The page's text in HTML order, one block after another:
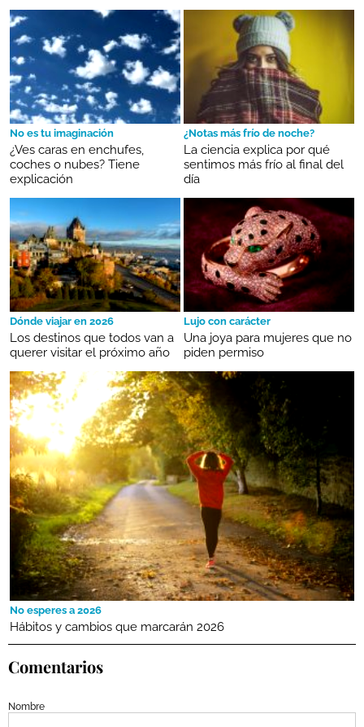
No es tu imaginación
¿Ves caras en enchufes,
coches o nubes? Tiene
explicación
¿Notas más frío de noche?
La ciencia explica por qué
sentimos más frío al final del
día
Dónde viajar en 2026
Los destinos que todos van a
querer visitar el próximo año
Lujo con carácter
Una joya para mujeres que no
piden permiso
No esperes a 2026
Hábitos y cambios que marcarán 2026
Comentarios
Nombre